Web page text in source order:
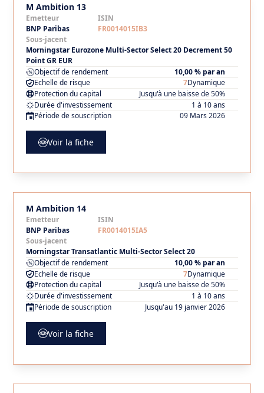
M Ambition 13
Emetteur
BNP Paribas
ISIN
FR0014015IB3
Sous-jacent
Morningstar Eurozone Multi-Sector Select 20 Decrement 50
Point GR EUR
Objectif de rendement
10,00 % par an
Echelle de risque
7Dynamique
Protection du capital
Jusqu'à une baisse de 50%
Durée d'investissement
1 à 10 ans
Période de souscription
09 Mars 2026
Voir la fiche
M Ambition 14
Emetteur
BNP Paribas
ISIN
FR0014015IA5
Sous-jacent
Morningstar Transatlantic Multi-Sector Select 20
Objectif de rendement
10,00 % par an
Echelle de risque
7Dynamique
Protection du capital
Jusqu'à une baisse de 50%
Durée d'investissement
1 à 10 ans
Période de souscription
Jusqu'au 19 janvier 2026
Voir la fiche